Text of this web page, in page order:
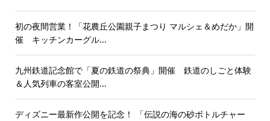
初の夜間営業！「花農丘公園親子まつり マルシェ＆めだか」開
催 キッチンカーグル...
九州鉄道記念館で「夏の鉄道の祭典」開催 鉄道のしごと体験
＆人気列車の客室公開...
ディズニー最新作公開を記念！ 「伝説の海の砂ボトルチャー